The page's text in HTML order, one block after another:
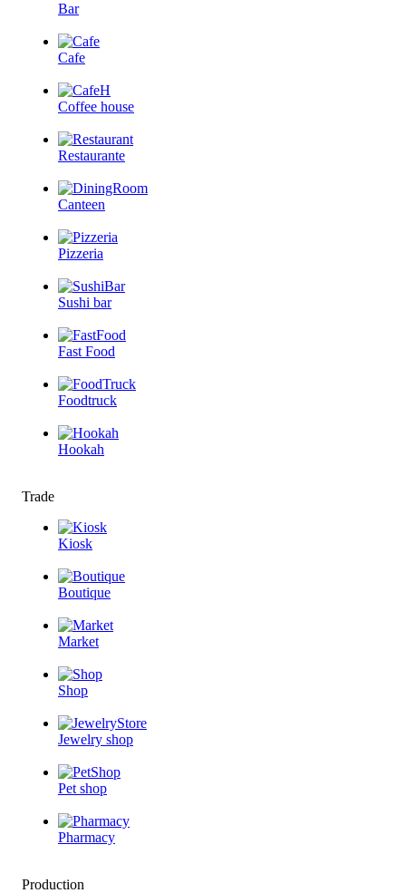
Bar
Cafe
Coffee house
Restaurante
Canteen
Pizzeria
Sushi bar
Fast Food
Foodtruck
Hookah
Trade
Kiosk
Boutique
Market
Shop
Jewelry shop
Pet shop
Pharmacy
Production